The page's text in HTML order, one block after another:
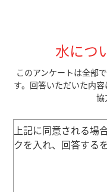
水につ
このアンケートは全部
す。回答いただいた内
協
上記に同意される場
クを入れ、回答する